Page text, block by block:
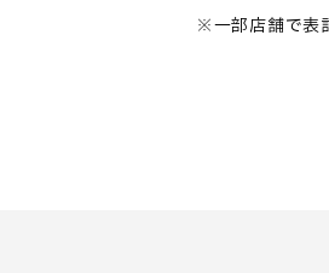
※一部店舗で表